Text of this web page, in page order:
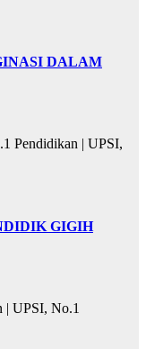
DALAM
Pendidikan | UPSI,
GIGIH
| UPSI, No.1